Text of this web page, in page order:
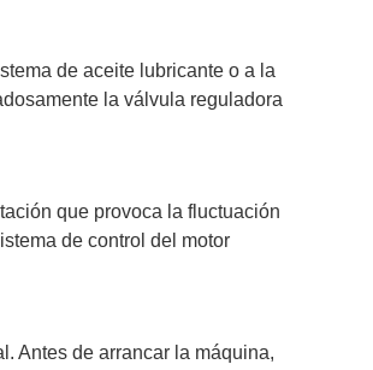
de aceite lubricante o a la
la válvula reguladora
que provoca la fluctuación
de control del motor
Antes de arrancar la máquina,